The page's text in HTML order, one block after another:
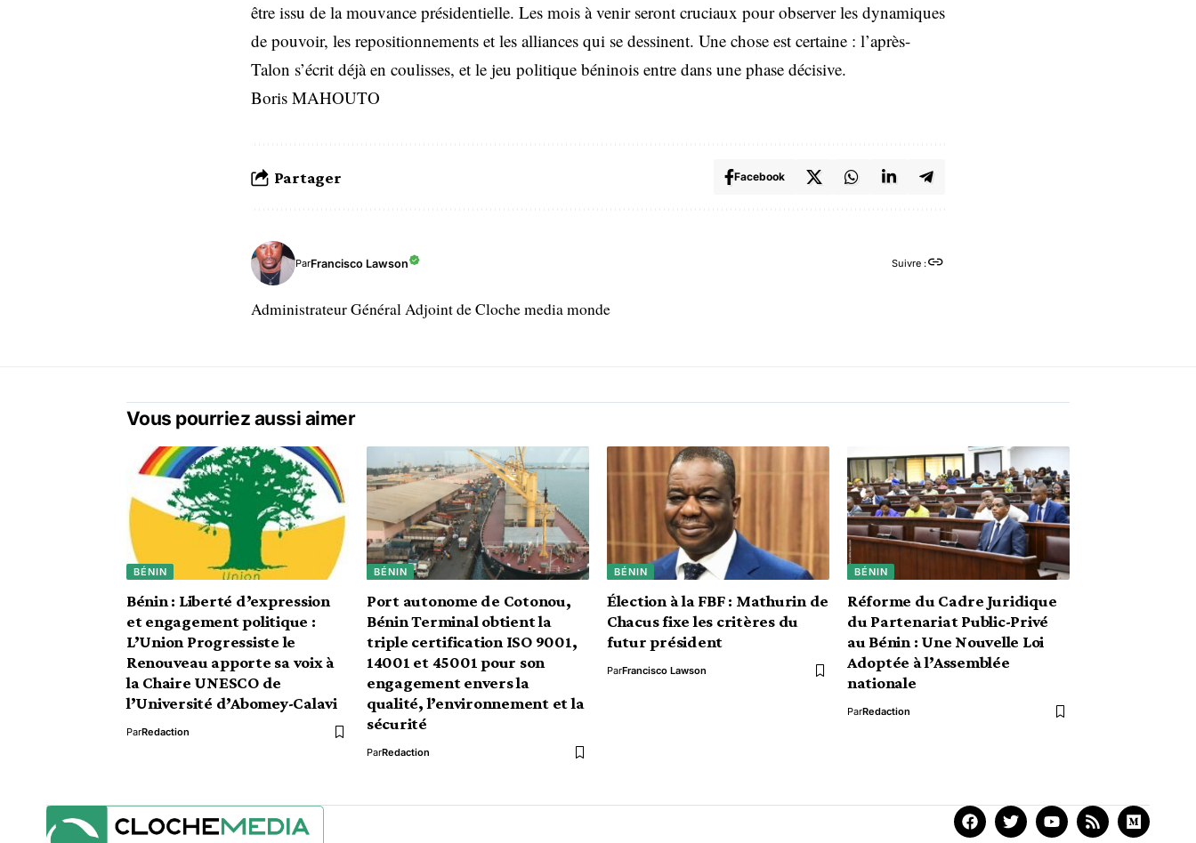
être issu de la mouvance présidentielle. Les mois à venir seront cruciaux pour observer les dynamiques
de pouvoir, les repositionnements et les alliances qui se dessinent. Une chose est certaine : l’après-
Talon s’écrit déjà en coulisses, et le jeu politique béninois entre dans une phase décisive.
Boris MAHOUTO
Partager Facebook
ParFrancisco Lawson Suivre :
Administrateur Général Adjoint de Cloche media monde
Vous pourriez aussi aimer
BÉNIN
Bénin : Liberté d’expression
et engagement politique :
L’Union Progressiste le
Renouveau apporte sa voix à
la Chaire UNESCO de
l’Université d’Abomey-Calavi
ParRedaction
BÉNIN
Port autonome de Cotonou,
Bénin Terminal obtient la
triple certification ISO 9001,
14001 et 45001 pour son
engagement envers la
qualité, l’environnement et la
sécurité
ParRedaction
BÉNIN
Élection à la FBF : Mathurin de
Chacus fixe les critères du
futur président
ParFrancisco Lawson
BÉNIN
Réforme du Cadre Juridique
du Partenariat Public-Privé
au Bénin : Une Nouvelle Loi
Adoptée à l’Assemblée
nationale
ParRedaction